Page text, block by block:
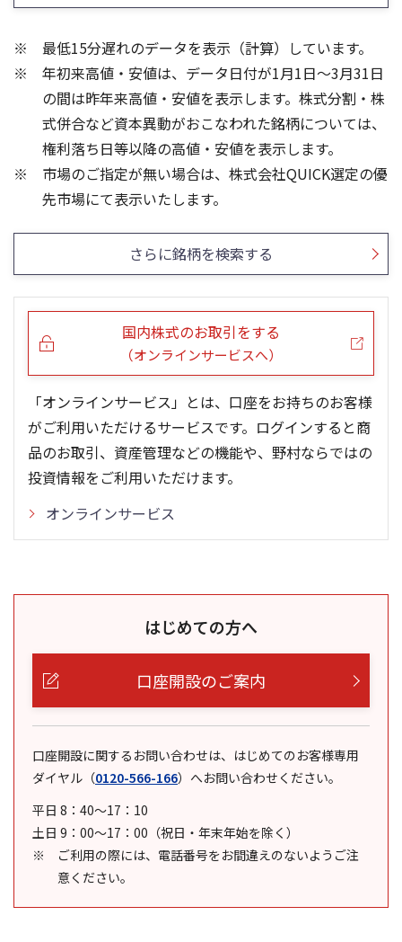
25/12
25/10
25/08
25/06
25/04
500
1,000
2,000
24/01
23/01
22/01
0
1,000
2,000
4,000
最低15分遅れのデータを表示（計算）しています。
年初来高値・安値は、データ日付が1月1日～3月31日
の間は昨年来高値・安値を表示します。株式分割・株
式併合など資本異動がおこなわれた銘柄については、
権利落ち日等以降の高値・安値を表示します。
市場のご指定が無い場合は、株式会社QUICK選定の優
先市場にて表示いたします。
さらに銘柄を検索する
国内株式のお取引をする
（オンラインサービスへ）
「オンラインサービス」とは、口座をお持ちのお客様
がご利用いただけるサービスです。ログインすると商
品のお取引、資産管理などの機能や、野村ならではの
投資情報をご利用いただけます。
オンラインサービス
はじめての方へ
口座開設のご案内
口座開設に関するお問い合わせは、はじめてのお客様専用
ダイヤル （0120-566-166） へお問い合わせください。
平日 8：40～17：10
土日 9：00～17：00（祝日・年末年始を除く）
ご利用の際には、電話番号をお間違えのないようご注
意ください。